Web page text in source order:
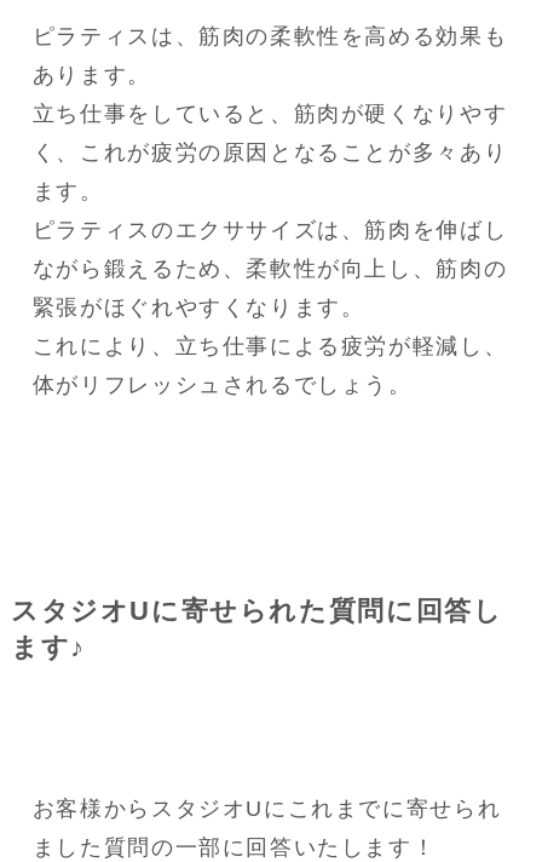
ピラティスは、筋肉の柔軟性を高める効果も
あります。
立ち仕事をしていると、筋肉が硬くなりやす
く、これが疲労の原因となることが多々あり
ます。
ピラティスのエクササイズは、筋肉を伸ばし
ながら鍛えるため、柔軟性が向上し、筋肉の
緊張がほぐれやすくなります。
これにより、立ち仕事による疲労が軽減し、
体がリフレッシュされるでしょう。
スタジオUに寄せられた質問に回答し
ます♪
お客様からスタジオUにこれまでに寄せられ
ました質問の一部に回答いたします！